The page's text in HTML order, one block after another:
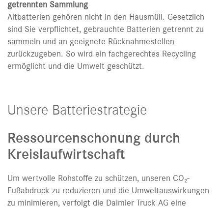
getrennten Sammlung
Altbatterien gehören nicht in den Hausmüll. Gesetzlich
sind Sie verpflichtet, gebrauchte Batterien getrennt zu
sammeln und an geeignete Rücknahmestellen
zurückzugeben. So wird ein fachgerechtes Recycling
ermöglicht und die Umwelt geschützt.
Unsere Batteriestrategie
Ressourcenschonung durch
Kreislaufwirtschaft
Um wertvolle Rohstoffe zu schützen, unseren CO₂-
Fußabdruck zu reduzieren und die Umweltauswirkungen
zu minimieren, verfolgt die Daimler Truck AG eine